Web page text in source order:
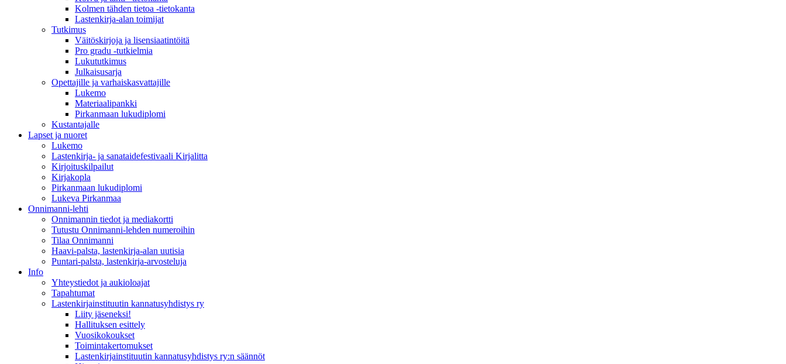
Kolmen tähden tietoa -tietokanta
Lastenkirja-alan toimijat
Tutkimus
Väitöskirjoja ja lisensiaatintöitä
Pro gradu -tutkielmia
Lukututkimus
Julkaisusarja
Opettajille ja varhaiskasvattajille
Lukemo
Materiaalipankki
Pirkanmaan lukudiplomi
Kustantajalle
Lapset ja nuoret
Lukemo
Lastenkirja- ja sanataidefestivaali Kirjalitta
Kirjoituskilpailut
Kirjakopla
Pirkanmaan lukudiplomi
Lukeva Pirkanmaa
Onnimanni-lehti
Onnimannin tiedot ja mediakortti
Tutustu Onnimanni-lehden numeroihin
Tilaa Onnimanni
Haavi-palsta, lastenkirja-alan uutisia
Puntari-palsta, lastenkirja-arvosteluja
Info
Yhteystiedot ja aukioloajat
Tapahtumat
Lastenkirjainstituutin kannatusyhdistys ry
Liity jäseneksi!
Hallituksen esittely
Vuosikokoukset
Toimintakertomukset
Lastenkirjainstituutin kannatusyhdistys ry:n säännöt